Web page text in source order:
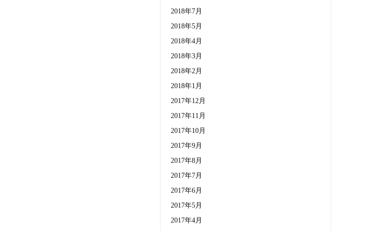
2018年7月
2018年5月
2018年4月
2018年3月
2018年2月
2018年1月
2017年12月
2017年11月
2017年10月
2017年9月
2017年8月
2017年7月
2017年6月
2017年5月
2017年4月